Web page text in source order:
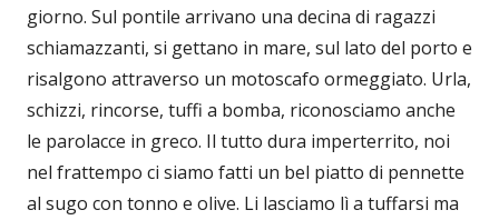
giorno. Sul pontile arrivano una decina di ragazzi
schiamazzanti, si gettano in mare, sul lato del porto e
risalgono attraverso un motoscafo ormeggiato. Urla,
schizzi, rincorse, tuffi a bomba, riconosciamo anche
le parolacce in greco. Il tutto dura imperterrito, noi
nel frattempo ci siamo fatti un bel piatto di pennette
al sugo con tonno e olive. Li lasciamo lì a tuffarsi ma